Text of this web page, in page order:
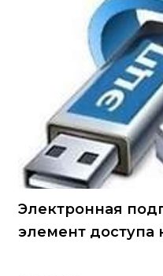
допустим прочерк —
GMP ЕАЭС (п
Электронная
элемент доступа